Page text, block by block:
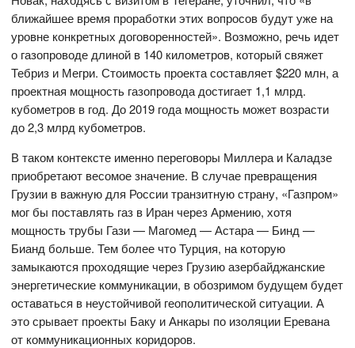
ближайшее время проработки этих вопросов будут уже на
уровне конкретных договоренностей». Возможно, речь идет
о газопроводе длиной в 140 километров, который свяжет
Тебриз и Мегри. Стоимость проекта составляет $220 млн, а
проектная мощность газопровода достигает 1,1 млрд.
кубометров в год. До 2019 года мощность может возрасти
до 2,3 млрд кубометров.
В таком контексте именно переговоры Миллера и Каладзе
приобретают весомое значение. В случае превращения
Грузии в важную для России транзитную страну, «Газпром»
мог бы поставлять газ в Иран через Армению, хотя
мощность трубы Гази — Магомед — Астара — Бинд —
Бианд больше. Тем более что Турция, на которую
замыкаются проходящие через Грузию азербайджанские
энергетические коммуникации, в обозримом будущем будет
оставаться в неустойчивой геополитической ситуации. А
это срывает проекты Баку и Анкары по изоляции Еревана
от коммуникационных коридоров.